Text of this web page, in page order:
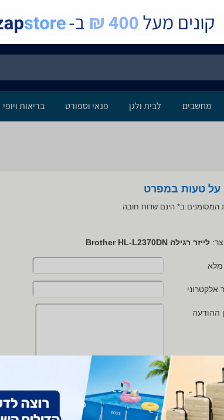
מחשבים לבית ולגן פנאי וספורט בריאות ויופי
על טעות במפרט
המסומנים ב* הינם שדות חובה
לייזר רגילה Brother HL-L2370DN
אלקטרוני
ההודעה
מאשר/ת את תנאי השימוש מדיניות הפרטיות